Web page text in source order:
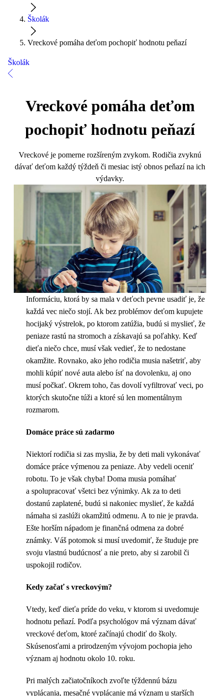
Školák
Vreckové pomáha deťom pochopiť hodnotu peňazí
Školák
Vreckové pomáha deťom
pochopiť hodnotu peňazí
Vreckové je pomerne rozšíreným zvykom. Rodičia zvyknú
dávať deťom každý týždeň či mesiac istý obnos peňazí na ich
výdavky.
Informáciu, ktorá by sa mala v deťoch pevne usadiť je, že
každá vec niečo stojí. Ak bez problémov deťom kupujete
hocijaký výstrelok, po ktorom zatúžia, budú si myslieť, že
peniaze rastú na stromoch a získavajú sa poľahky. Keď
dieťa niečo chce, musí však vedieť, že to nedostane
okamžite. Rovnako, ako jeho rodičia musia našetriť, aby
mohli kúpiť nové auta alebo ísť na dovolenku, aj ono
musí počkať. Okrem toho, čas dovolí vyfiltrovať veci, po
ktorých skutočne túži a ktoré sú len momentálnym
rozmarom.
Domáce práce sú zadarmo
Niektorí rodičia si zas myslia, že by deti mali vykonávať
domáce práce výmenou za peniaze. Aby vedeli oceniť
robotu. To je však chyba! Doma musia pomáhať
a spolupracovať všetci bez výnimky. Ak za to deti
dostanú zaplatené, budú si nakoniec myslieť, že každá
námaha si zaslúži okamžitú odmenu. A to nie je pravda.
Ešte horším nápadom je finančná odmena za dobré
známky. Váš potomok si musí uvedomiť, že študuje pre
svoju vlastnú budúcnosť a nie preto, aby si zarobil či
uspokojil rodičov.
Kedy začať s vreckovým?
Vtedy, keď dieťa príde do veku, v ktorom si uvedomuje
hodnotu peňazí. Podľa psychológov má význam dávať
vreckové deťom, ktoré začínajú chodiť do školy.
Skúsenosťami a prirodzeným vývojom pochopia jeho
význam aj hodnotu okolo 10. roku.
Pri malých začiatočníkoch zvoľte týždennú bázu
vyplácania, mesačné vyplácanie má význam u starších